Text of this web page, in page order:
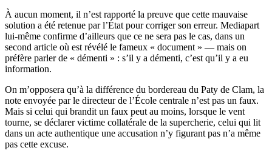
À aucun moment, il n’est rapporté la preuve que cette mauvaise
solution a été retenue par l’État pour corriger son erreur. Mediapart
lui-même confirme d’ailleurs que ce ne sera pas le cas, dans un
second article où est révélé le fameux « document » — mais on
préfère parler de « démenti » : s’il y a démenti, c’est qu’il y a eu
information.
On m’opposera qu’à la différence du bordereau du Paty de Clam, la
note envoyée par le directeur de l’École centrale n’est pas un faux.
Mais si celui qui brandit un faux peut au moins, lorsque le vent
tourne, se déclarer victime collatérale de la supercherie, celui qui lit
dans un acte authentique une accusation n’y figurant pas n’a même
pas cette excuse.